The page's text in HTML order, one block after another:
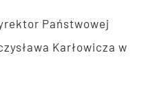
Państwowej
Karłowicza w